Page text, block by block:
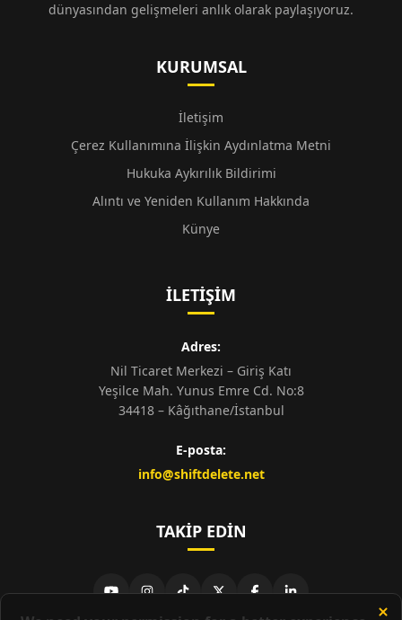
dünyasından gelişmeleri anlık olarak paylaşıyoruz.
KURUMSAL
İletişim
Çerez Kullanımına İlişkin Aydınlatma Metni
Hukuka Aykırılık Bildirimi
Alıntı ve Yeniden Kullanım Hakkında
Künye
İLETIŞIM
Adres:
Nil Ticaret Merkezi – Giriş Katı
Yeşilce Mah. Yunus Emre Cd. No:8
34418 – Kâğıthane/İstanbul
E-posta:
info@shiftdelete.net
TAKIP EDIN